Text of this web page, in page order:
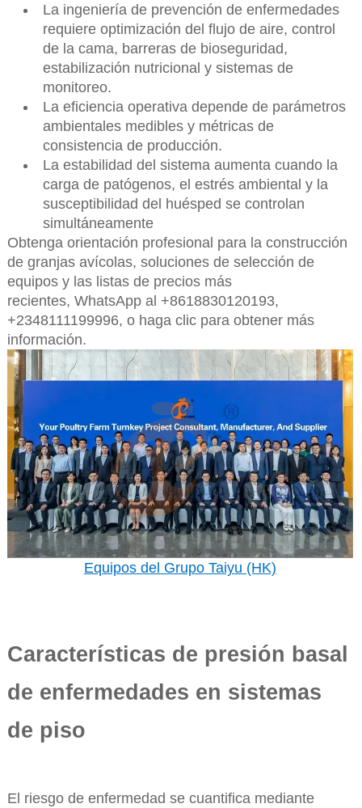
La ingeniería de prevención de enfermedades
requiere optimización del flujo de aire, control
de la cama, barreras de bioseguridad,
estabilización nutricional y sistemas de
monitoreo.
La eficiencia operativa depende de parámetros
ambientales medibles y métricas de
consistencia de producción.
La estabilidad del sistema aumenta cuando la
carga de patógenos, el estrés ambiental y la
susceptibilidad del huésped se controlan
simultáneamente
Obtenga orientación profesional para la construcción
de granjas avícolas, soluciones de selección de
equipos y las listas de precios más
recientes, WhatsApp al +8618830120193,
+2348111199996, o haga clic para obtener más
información.
Equipos del Grupo Taiyu (HK)
Características de presión basal
de enfermedades en sistemas
de piso
El riesgo de enfermedad se cuantifica mediante